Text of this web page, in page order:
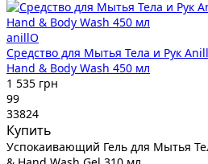
anillO
Средство для Мытья Тела и Рук
Hand & Body Wash 450 мл
1 535 грн
99
33824
Купить
Успокаивающий Гель для Мытья